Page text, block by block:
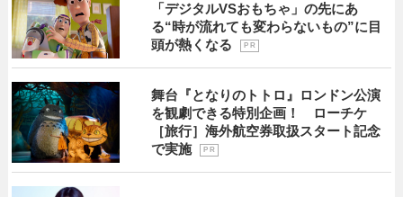
「デジタルVSおもちゃ」の先にあ
る“時が流れても変わらないもの”に目
頭が熱くなる
P R
舞台『となりのトトロ』ロンドン公演
を観劇できる特別企画！ ローチケ
［旅行］海外航空券取扱スタート記念
で実施
P R